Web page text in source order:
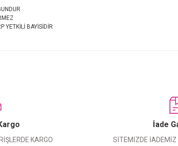
YETKİLİ BAYİSİDİR
KARGO
İade
SİTEMİZDE